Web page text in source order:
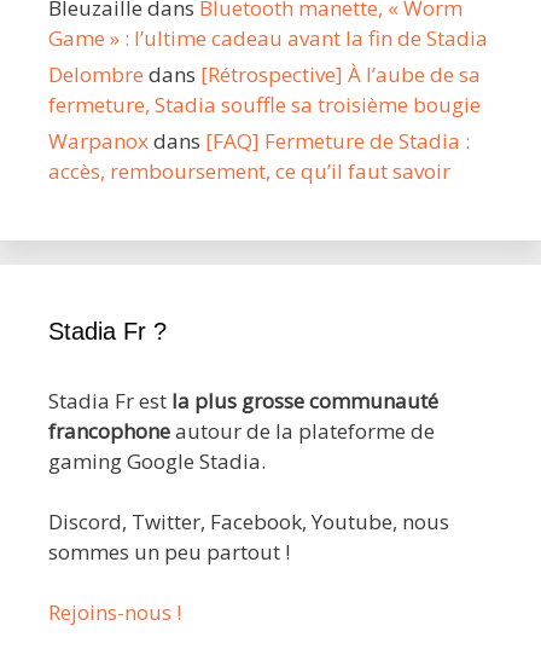
Bleuzaille dans Bluetooth manette, « Worm
Game » : l’ultime cadeau avant la fin de Stadia
Delombre dans [Rétrospective] À l’aube de sa
fermeture, Stadia souffle sa troisième bougie
Warpanoxdans [FAQ] Fermeture de Stadia :
accès, remboursement, ce qu’il faut savoir
Stadia Fr ?
Stadia Fr est la plus grosse communauté
francophoneautour de la plateforme de
gaming Google Stadia.
Discord, Twitter, Facebook, Youtube, nous
sommes un peu partout !
Rejoins-nous !